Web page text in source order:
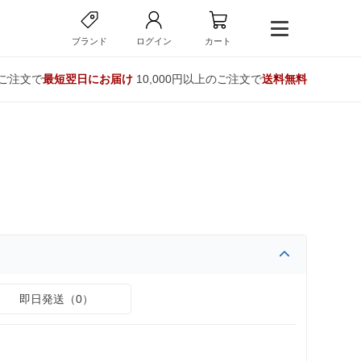
ブランド ログイン カート
注文で最短翌日にお届け10,000円以上のご注文で送料無料
即日発送（0）